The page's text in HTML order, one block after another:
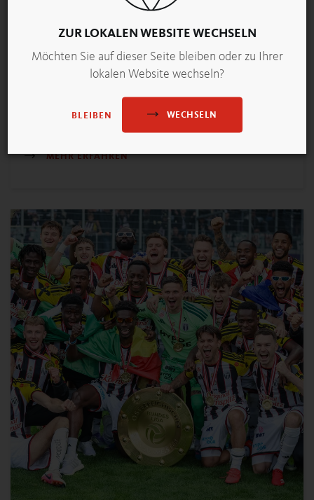
ZUR LOKALEN WEBSITE WECHSELN
Möchten Sie auf dieser Seite bleiben oder zu Ihrer
lokalen Website wechseln?
BLEIBEN WECHSELN
BROTE: LEICHT ESSEN, LANGE SATT
MEHR ERFAHREN